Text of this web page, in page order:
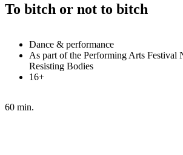
To bitch or not to bitch
Dance & performance
As part of the Performing Arts Festival
Resisting Bodies
16+
60 min.